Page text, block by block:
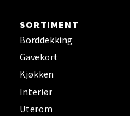
SORTIMENT
Borddekking
Gavekort
Kjøkken
Interiør
Uterom
Leirvik - Stord